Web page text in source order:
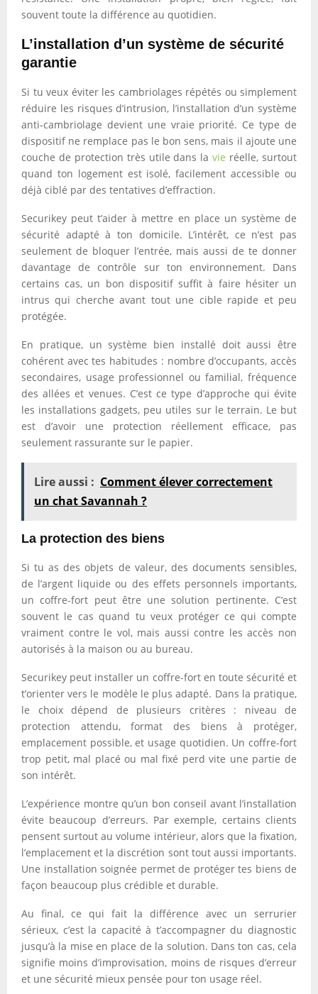
souvent toute la différence au quotidien.
L’installation d’un système de sécurité
garantie
Si tu veux éviter les cambriolages répétés ou simplement
réduire les risques d’intrusion, l’installation d’un système
anti-cambriolage devient une vraie priorité. Ce type de
dispositif ne remplace pas le bon sens, mais il ajoute une
couche de protection très utile dans lavie réelle, surtout
quand ton logement est isolé, facilement accessible ou
déjà ciblé par des tentatives d’effraction.
Securikey peut t’aider à mettre en place un système de
sécurité adapté à ton domicile. L’intérêt, ce n’est pas
seulement de bloquer l’entrée, mais aussi de te donner
davantage de contrôle sur ton environnement. Dans
certains cas, un bon dispositif suffit à faire hésiter un
intrus qui cherche avant tout une cible rapide et peu
protégée.
En pratique, un système bien installé doit aussi être
cohérent avec tes habitudes : nombre d’occupants, accès
secondaires, usage professionnel ou familial, fréquence
des allées et venues. C’est ce type d’approche qui évite
les installations gadgets, peu utiles sur le terrain. Le but
est d’avoir une protection réellement efficace, pas
seulement rassurante sur le papier.
Lire aussi : Comment élever correctement
un chat Savannah ?
La protection des biens
Si tu as des objets de valeur, des documents sensibles,
de l’argent liquide ou des effets personnels importants,
un coffre-fort peut être une solution pertinente. C’est
souvent le cas quand tu veux protéger ce qui compte
vraiment contre le vol, mais aussi contre les accès non
autorisés à la maison ou au bureau.
Securikey peut installer un coffre-fort en toute sécurité et
t’orienter vers le modèle le plus adapté. Dans la pratique,
le choix dépend de plusieurs critères : niveau de
protection attendu, format des biens à protéger,
emplacement possible, et usage quotidien. Un coffre-fort
trop petit, mal placé ou mal fixé perd vite une partie de
son intérêt.
L’expérience montre qu’un bon conseil avant l’installation
évite beaucoup d’erreurs. Par exemple, certains clients
pensent surtout au volume intérieur, alors que la fixation,
l’emplacement et la discrétion sont tout aussi importants.
Une installation soignée permet de protéger tes biens de
façon beaucoup plus crédible et durable.
Au final, ce qui fait la différence avec un serrurier
sérieux, c’est la capacité à t’accompagner du diagnostic
jusqu’à la mise en place de la solution. Dans ton cas, cela
signifie moins d’improvisation, moins de risques d’erreur
et une sécurité mieux pensée pour ton usage réel.